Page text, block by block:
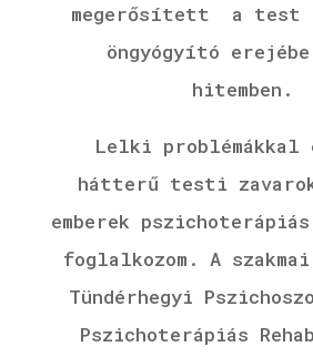
megerősített a test
öngyógyító
hitemben.
Lelki
hátterű testi
emberek
foglalkozom. A
Tündérhegyi
Pszichoterápiás